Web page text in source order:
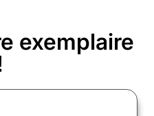
exemplaire